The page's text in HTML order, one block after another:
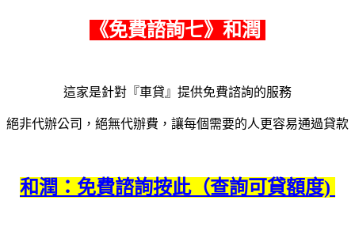
《免費諮詢七》和潤
這家是針對『車貸』提供免費諮詢的服務
絕非代辦公司，絕無代辦費， 讓每個需要的人更容易通過貸款
和潤：免費諮詢按此（查詢可貸額度)